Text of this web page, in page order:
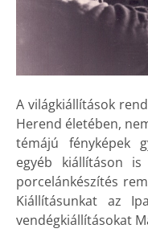
A világkiállítások
Herend életében,
témájú fényképek
egyéb kiállításon
porcelánkészítés
Kiállításunkat az
vendégkiállításokat